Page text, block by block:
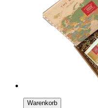
Warenkorb